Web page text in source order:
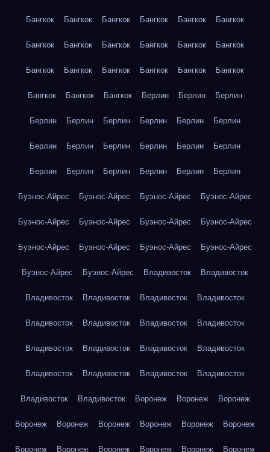
Бангкок Бангкок Бангкок Бангкок Бангкок Бангкок
Бангкок Бангкок Бангкок Бангкок Бангкок Бангкок
Бангкок Бангкок Бангкок Бангкок Бангкок Бангкок
Бангкок Бангкок Бангкок Берлин Берлин Берлин
Берлин Берлин Берлин Берлин Берлин Берлин
Берлин Берлин Берлин Берлин Берлин Берлин
Берлин Берлин Берлин Берлин Берлин Берлин
Буэнос-Айрес Буэнос-Айрес Буэнос-Айрес Буэнос-Айрес
Буэнос-Айрес Буэнос-Айрес Буэнос-Айрес Буэнос-Айрес
Буэнос-Айрес Буэнос-Айрес Буэнос-Айрес Буэнос-Айрес
Буэнос-Айрес Буэнос-Айрес Владивосток Владивосток
Владивосток Владивосток Владивосток Владивосток
Владивосток Владивосток Владивосток Владивосток
Владивосток Владивосток Владивосток Владивосток
Владивосток Владивосток Владивосток Владивосток
Владивосток Владивосток Воронеж Воронеж Воронеж
Воронеж Воронеж Воронеж Воронеж Воронеж Воронеж
Воронеж Воронеж Воронеж Воронеж Воронеж Воронеж